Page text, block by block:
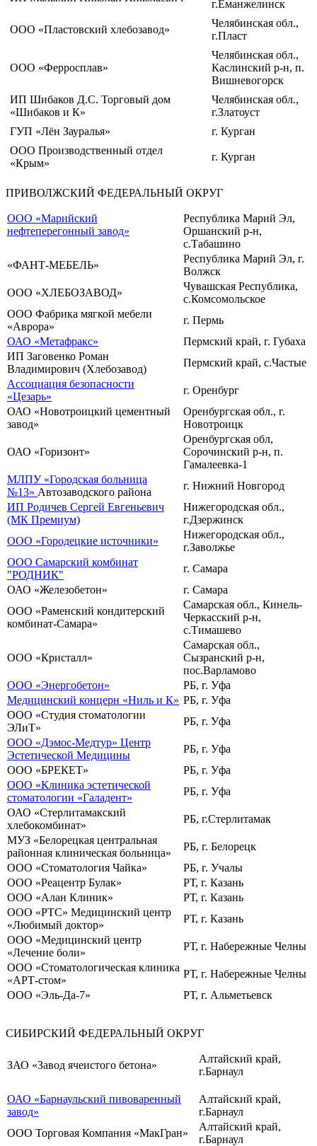
г.Еманжелинск
ООО «Пластовский хлебозавод»
Челябинская обл.,
г.Пласт
ООО «Ферросплав»
Челябинская обл.,
Каслинский р-н, п.
Вишневогорск
ИП Шибаков Д.С. Торговый дом
«Шибаков и К»
Челябинская обл.,
г.Златоуст
ГУП «Лён Зауралья»
г. Курган
ООО Производственный отдел
«Крым»
г. Курган
ПРИВОЛЖСКИЙ ФЕДЕРАЛЬНЫЙ ОКРУГ
ООО «Марийский
нефтеперегонный завод»
Республика Марий Эл,
Оршанский р-н,
с.Табашино
«ФАНТ-МЕБЕЛЬ»
Республика Марий Эл, г.
Волжск
ООО «ХЛЕБОЗАВОД»
Чувашская Республика,
с.Комсомольское
ООО Фабрика мягкой мебели
«Аврора»
г. Пермь
ОАО «Метафракс»
Пермский край, г. Губаха
ИП Заговенко Роман
Владимирович (Хлебозавод)
Пермский край, с.Частые
Ассоциация безопасности
«Цезарь»
г. Оренбург
ОАО «Новотроицкий цементный
завод»
Оренбургская обл., г.
Новотроицк
ОАО «Горизонт»
Оренбургская обл,
Сорочинский р-н, п.
Гамалеевка-1
МЛПУ «Городская больница
№13» Автозаводского района
г. Нижний Новгород
ИП Родичев Сергей Евгеньевич
(МК Премиум)
Нижегородская обл.,
г.Дзержинск
ООО «Городецкие источники»
Нижегородская обл.,
г.Заволжье
ООО Самарский комбинат
"РОДНИК"
г. Самара
ОАО «Железобетон»
г. Самара
ООО «Раменский кондитерский
комбинат-Самара»
Самарская обл., Кинель-
Черкасский р-н,
с.Тимашево
ООО «Кристалл»
Самарская обл.,
Сызранский р-н,
пос.Варламово
ООО «Энергобетон»
РБ, г. Уфа
Медицинский концерн «Ниль и К» РБ, г. Уфа
ООО «Студия стоматологии
ЭЛиТ»
РБ, г. Уфа
ООО «Дэмос-Медтур» Центр
Эстетической Медицины
РБ, г. Уфа
ООО «БРЕКЕТ»
РБ, г. Уфа
ООО «Клиника эстетической
стоматологии «Галадент»
РБ, г. Уфа
ОАО «Стерлитамакский
хлебокомбинат»
РБ, г.Стерлитамак
МУЗ «Белорецкая центральная
районная клиническая больница»
РБ, г. Белорецк
ООО «Стоматология Чайка»
РБ, г. Учалы
ООО «Реацентр Булак»
РТ, г. Казань
ООО «Алан Клиник»
РТ, г. Казань
ООО «РТС» Медицинский центр
«Любимый доктор»
РТ, г. Казань
ООО «Медицинский центр
«Лечение боли»
РТ, г. Набережные Челны
ООО «Стоматологическая клиника
«АРТ-стом»
РТ, г. Набережные Челны
ООО «Эль-Да-7»
РТ, г. Альметьевск
СИБИРСКИЙ ФЕДЕРАЛЬНЫЙ ОКРУГ
ЗАО «Завод ячеистого бетона»
Алтайский край,
г.Барнаул
ОАО «Барнаульский пивоваренный
завод»
Алтайский край,
г.Барнаул
ООО Торговая Компания «МакГран»
Алтайский край,
г.Барнаул